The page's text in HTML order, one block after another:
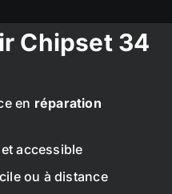
Chipset 34
en réparation
accessible
ou à distance